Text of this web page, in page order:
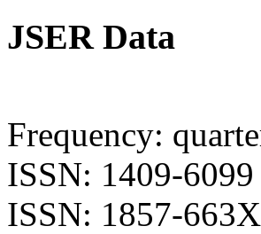
JSER Data
Frequency:
ISSN: 1409-
ISSN: 1857-